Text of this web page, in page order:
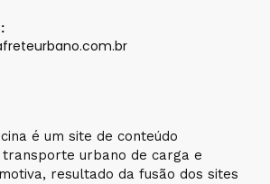
é um site de conteúdo
urbano de carga e
resultado da fusão dos sites